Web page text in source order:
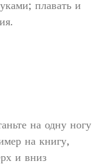
плавать и
на одну ногу
на книгу,
и вниз